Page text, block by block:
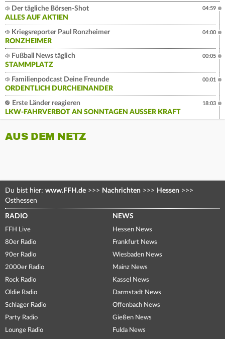
Der tägliche Börsen-Shot
ALLES AUF AKTIEN
04:59
Kriegsreporter Paul Ronzheimer
RONZHEIMER
04:00
Fußball News täglich
STAMMPLATZ
00:05
Familienpodcast Deine Freunde
ORDENTLICH DURCHEINANDER
00:01
Erste Länder reagieren
LKW-FAHRVERBOT AN SONNTAGEN AUSSER KRAFT
18:03
AUS DEM NETZ
Du bist hier: www.FFH.de >>> Nachrichten >>> Hessen >>>
Osthessen
RADIO
FFH Live
80er Radio
90er Radio
2000er Radio
Rock Radio
Oldie Radio
Schlager Radio
Party Radio
Lounge Radio
NEWS
Hessen News
Frankfurt News
Wiesbaden News
Mainz News
Kassel News
Darmstadt News
Offenbach News
Gießen News
Fulda News